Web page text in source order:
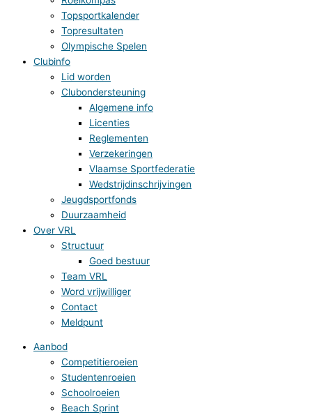
Topsportkalender
Topresultaten
Olympische Spelen
Clubinfo
Lid worden
Clubondersteuning
Algemene info
Licenties
Reglementen
Verzekeringen
Vlaamse Sportfederatie
Wedstrijdinschrijvingen
Jeugdsportfonds
Duurzaamheid
Over VRL
Structuur
Goed bestuur
Team VRL
Word vrijwilliger
Contact
Meldpunt
Aanbod
Competitieroeien
Studentenroeien
Schoolroeien
Beach Sprint